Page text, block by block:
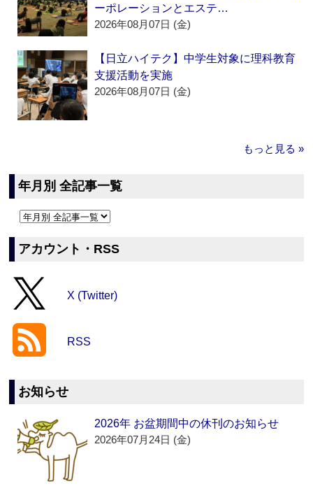
ーポレーションとエステ…
2026年08月07日 (金)
【日立ハイテク】中学生対象に理科教育
支援活動を実施
2026年08月07日 (金)
もっと見る »
年月別 全記事一覧
アカウント・RSS
X (Twitter)
RSS
お知らせ
2026年 お盆期間中の休刊のお知らせ
2026年07月24日 (金)